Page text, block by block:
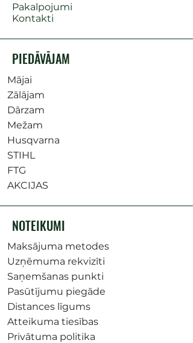
Pakalpojumi
Kontakti
PIEDĀVĀJAM
Mājai
Zālājam
Dārzam
Mežam
Husqvarna
STIHL
FTG
AKCIJAS
NOTEIKUMI
Maksājuma metodes
Uzņēmuma rekvizīti
Saņemšanas punkti
Pasūtījumu piegāde
Distances līgums
Atteikuma tiesības
Privātuma politika